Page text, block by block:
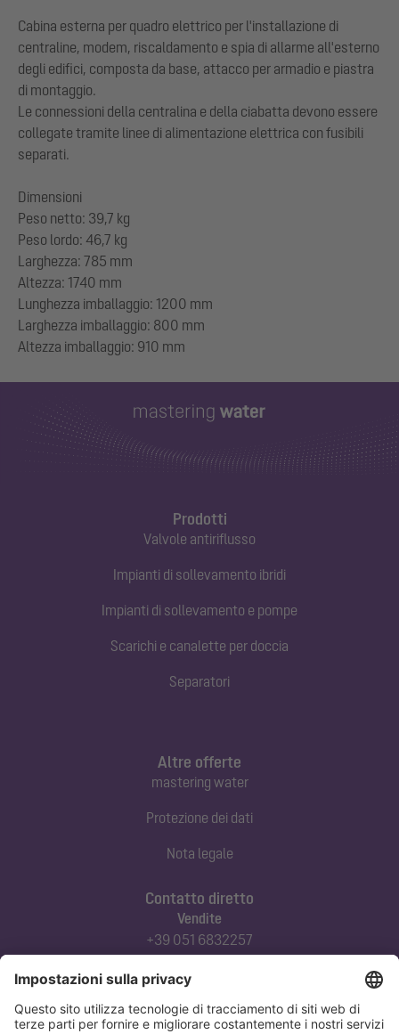
Cabina esterna per quadro elettrico per l'installazione di
centraline, modem, riscaldamento e spia di allarme all'esterno
degli edifici, composta da base, attacco per armadio e piastra
di montaggio.
Le connessioni della centralina e della ciabatta devono essere
collegate tramite linee di alimentazione elettrica con fusibili
separati.
Dimensioni
Peso netto: 39,7 kg
Peso lordo: 46,7 kg
Larghezza: 785 mm
Altezza: 1740 mm
Lunghezza imballaggio: 1200 mm
Larghezza imballaggio: 800 mm
Prodotti
Valvole antiriflusso
Impianti di sollevamento ibridi
Impianti di sollevamento e pompe
Scarichi e canalette per doccia
Separatori
Contatto diretto
Vendite
+39 051 6832257
+39 342-8970379
Altre offerte
mastering water
Protezione dei dati
Nota legale